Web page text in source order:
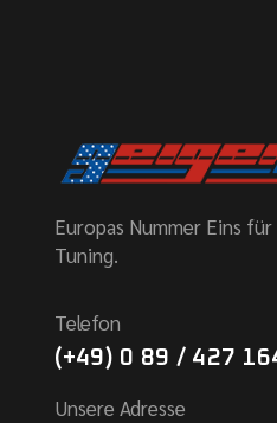
Europas Nummer Eins
Tuning.
Telefon
(+49) 0 89 / 427
Unsere Adresse